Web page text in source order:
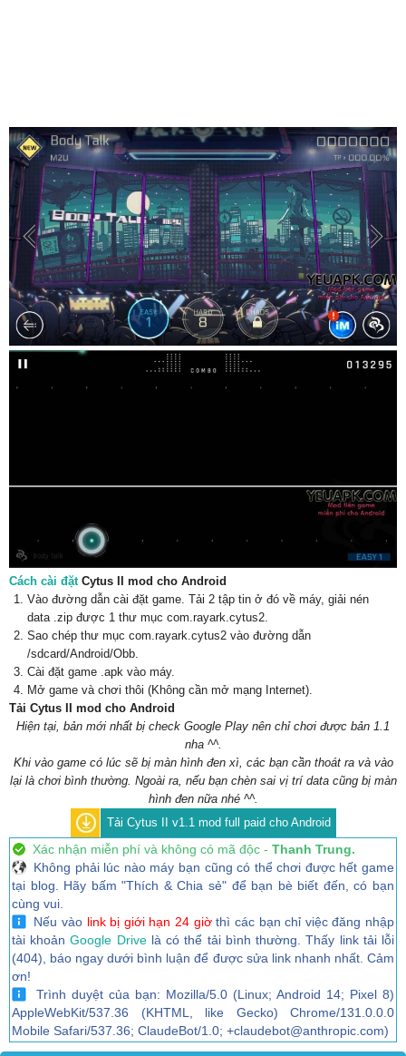
Cách cài đặtCytus II mod cho Android
Vào đường dẫn cài đặt game. Tải 2 tập tin ở đó về máy, giải nén
data .zip được 1 thư mục com.rayark.cytus2.
Sao chép thư mục com.rayark.cytus2 vào đường dẫn
/sdcard/Android/Obb.
Cài đặt game .apk vào máy.
Mở game và chơi thôi (Không cần mở mạng Internet).
Tải Cytus II mod cho Android
Hiện tại, bản mới nhất bị check Google Play nên chỉ chơi được bản 1.1
nha ^^.
Khi vào game có lúc sẽ bị màn hình đen xì, các bạn cần thoát ra và vào
lại là chơi bình thường. Ngoài ra, nếu bạn chèn sai vị trí data cũng bị màn
hình đen nữa nhé ^^.
Tải Cytus II v1.1 mod full paid cho Android
Xác nhận miễn phí và không có mã độc - Thanh Trung.
Không phải lúc nào máy bạn cũng có thể chơi được hết game
tại blog. Hãy bấm "Thích & Chia sẻ" để bạn bè biết đến, có bạn
cùng vui.
Nếu vào link bị giới hạn 24 giờthì các bạn chỉ việc đăng nhập
tài khoảnGoogle Drivelà có thể tải bình thường. Thấy link tải lỗi
(404), báo ngay dưới bình luận để được sửa link nhanh nhất. Cảm
ơn!
Trình duyệt của bạn: Mozilla/5.0 (Linux; Android 14; Pixel 8)
AppleWebKit/537.36 (KHTML, like Gecko) Chrome/131.0.0.0
Mobile Safari/537.36; ClaudeBot/1.0; +claudebot@anthropic.com)